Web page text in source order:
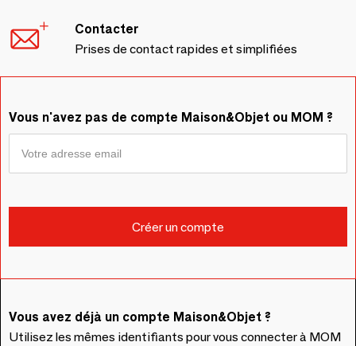
Contacter
Prises de contact rapides et simplifiées
Vous n'avez pas de compte Maison&Objet ou MOM ?
Vous avez déjà un compte Maison&Objet ?
Utilisez les mêmes identifiants pour vous connecter à MOM